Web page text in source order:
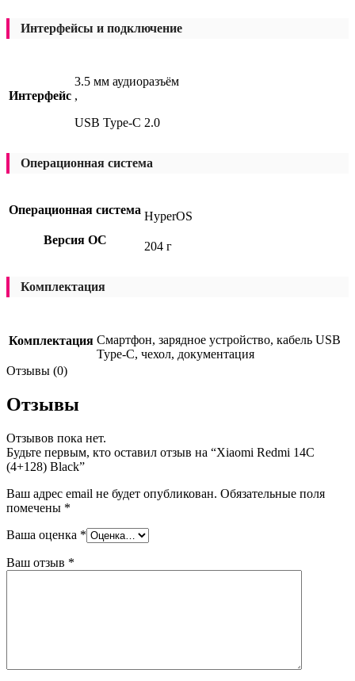
Интерфейсы и подключение
Интерфейс
3.5 мм аудиоразъём
,
USB Type-C 2.0
Операционная система
Операционная система HyperOS
Версия ОС
204 г
Комплектация
Комплектация Смартфон, зарядное устройство, кабель USB
Type-C, чехол, документация
Отзывы (0)
Отзывы
Отзывов пока нет.
Будьте первым, кто оставил отзыв на “Xiaomi Redmi 14C
(4+128) Black”
Ваш адрес email не будет опубликован. Обязательные поля
помечены *
Ваша оценка *
Ваш отзыв *